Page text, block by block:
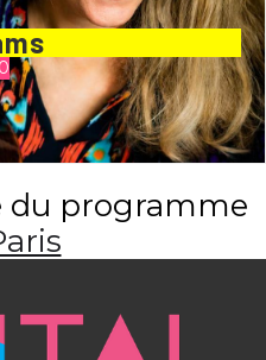
du programme